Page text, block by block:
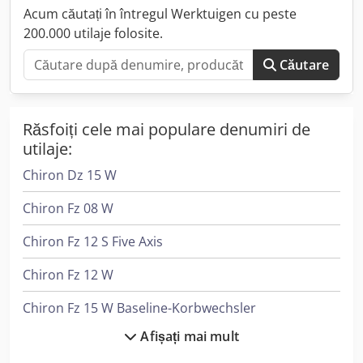
• Magazie de scule: 40 posturi (magazie tip lanț) •
Comandă: Siemens • Greutate mașină: aprox. 9.600 kg
Echipare: • Magazie de scule cu 40 posturi • Transportor de
așchii și instalație de răcire • Cap pivotant NC • Sistem de
înaltă presiune Stare & service: Mașina este funcțională și
disponibilă imediat. Încărcarea și transportul pot fi
negociabil
Acum căutați în întregul Werktuigen cu peste
200.000 utilaje folosite.
Căutare
Răsfoiți cele mai populare denumiri de
utilaje:
Chiron Dz 15 W
Chiron Fz 08 W
Chiron Fz 12 S Five Axis
Chiron Fz 12 W
Chiron Fz 15 W Baseline-Korbwechsler
Colchester Student 2500Afișați mai mult